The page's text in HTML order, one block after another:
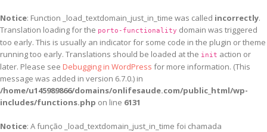
Notice: Function _load_textdomain_just_in_time was called incorrectly.
Translation loading for the porto-functionality domain was triggered
too early. This is usually an indicator for some code in the plugin or theme
running too early. Translations should be loaded at the init action or
later. Please see Debugging in WordPress for more information. (This
message was added in version 6.7.0.) in
/home/u145989866/domains/onlifesaude.com/public_html/wp-
includes/functions.php on line 6131
Notice: A função _load_textdomain_just_in_time foi chamada